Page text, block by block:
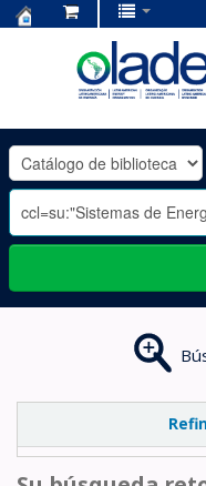
OLADE
-